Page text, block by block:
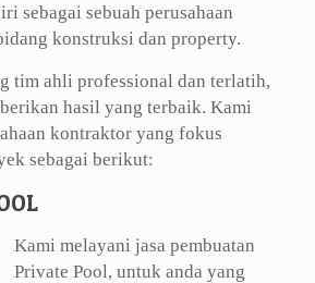
sebagai sebuah perusahaan
konstruksi dan property.
tim ahli professional dan terlatih,
hasil yang terbaik. Kami
kontraktor yang fokus
sebagai berikut:
Kami melayani jasa pembuatan
Private Pool, untuk anda yang